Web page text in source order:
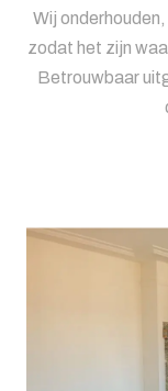
Wij
zodat het zijn
Betrouwbaar